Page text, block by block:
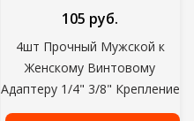
4шт Прочный Мужской к
Женскому Винтовому
Адаптеру 1/4" 3/8" Крепление
Набор Резьбовых Винтовых
105 руб.